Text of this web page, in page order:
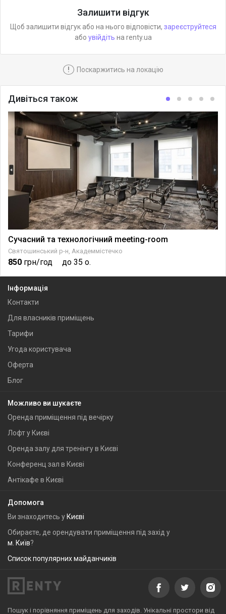
Залишити відгук
Щоб залишити відгук або на нього відповісти, зареєструйтеся
або увійдіть на renty.ua
! Поскаржитись на локацію
Дивіться також
Сучасний та технологічний meeting-room
Святошинський р-н, Академмістечко
850 грн/год до 35 о.
Інформація
Контакти
Для власників приміщень
Тарифи
Угода користувача
Оферта
Блог
Можливо ви шукаєте
Оренда приміщення під вечірку
Лофт у Києві
Оренда залу для тренінгу в Києві
Конференц зал в Києві
Антікафе в Києві
Допомога
Ви знаходитесь у Києві
Обираєте, де орендувати приміщення під захід у
м. Київ?
Список популярних майданчиків
Пошук і порівняння приміщень для заходів. Унікальні простори від